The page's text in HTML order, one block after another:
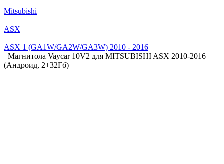
–
Mitsubishi
–
ASX
–
ASX 1 (GA1W/GA2W/GA3W) 2010 - 2016
–Магнитола Vaycar 10V2 для MITSUBISHI ASX 2010-2016
(Андроид, 2+32Гб)